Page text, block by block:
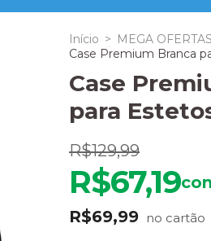
Início > MEGA OFERTAS
Case Premium Branca
Case
para
R$129,99
R$69,99
R$67,19